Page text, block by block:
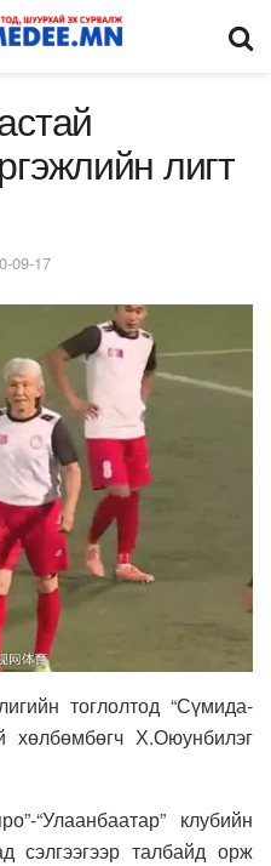
лигт
09-17
тоглолтод “Сүмида-
хөлбөмбөгч Х.Оюунбилэг
“Улаанбаатар” клубийн
сэлгээгээр талбайд орж